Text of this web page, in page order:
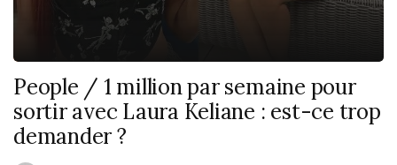
People / 1 million par semaine pour
sortir avec Laura Keliane : est-ce trop
demander ?